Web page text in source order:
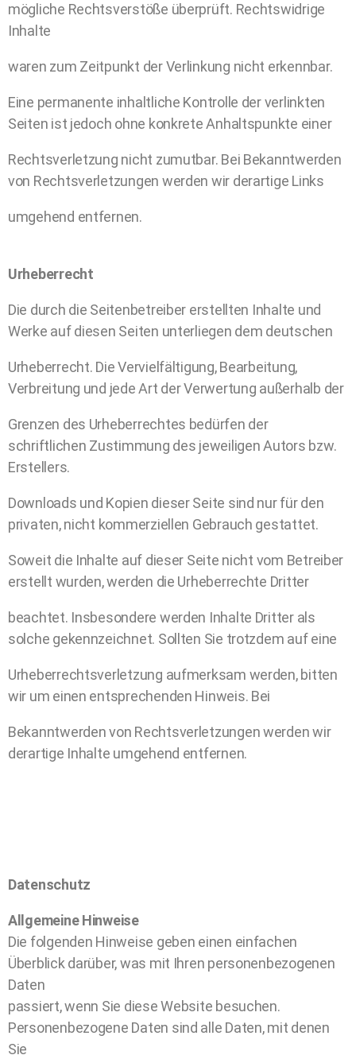
mögliche Rechtsverstöße überprüft. Rechtswidrige
Inhalte
waren zum Zeitpunkt der Verlinkung nicht erkennbar.
Eine permanente inhaltliche Kontrolle der verlinkten
Seiten ist jedoch ohne konkrete Anhaltspunkte einer
Rechtsverletzung nicht zumutbar. Bei Bekanntwerden
von Rechtsverletzungen werden wir derartige Links
umgehend entfernen.
Urheberrecht
Die durch die Seitenbetreiber erstellten Inhalte und
Werke auf diesen Seiten unterliegen dem deutschen
Urheberrecht. Die Vervielfältigung, Bearbeitung,
Verbreitung und jede Art der Verwertung außerhalb der
Grenzen des Urheberrechtes bedürfen der
schriftlichen Zustimmung des jeweiligen Autors bzw.
Erstellers.
Downloads und Kopien dieser Seite sind nur für den
privaten, nicht kommerziellen Gebrauch gestattet.
Soweit die Inhalte auf dieser Seite nicht vom Betreiber
erstellt wurden, werden die Urheberrechte Dritter
beachtet. Insbesondere werden Inhalte Dritter als
solche gekennzeichnet. Sollten Sie trotzdem auf eine
Urheberrechtsverletzung aufmerksam werden, bitten
wir um einen entsprechenden Hinweis. Bei
Bekanntwerden von Rechtsverletzungen werden wir
derartige Inhalte umgehend entfernen.
Datenschutz
Allgemeine Hinweise
Die folgenden Hinweise geben einen einfachen
Überblick darüber, was mit Ihren personenbezogenen
Daten
passiert, wenn Sie diese Website besuchen.
Personenbezogene Daten sind alle Daten, mit denen
Sie